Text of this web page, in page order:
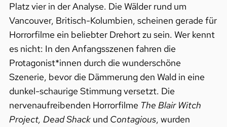
Platz vier in der Analyse. Die Wälder rund um
Vancouver, Britisch-Kolumbien, scheinen gerade für
Horrorfilme ein beliebter Drehort zu sein. Wer kennt
es nicht: In den Anfangsszenen fahren die
Protagonist*innen durch die wunderschöne
Szenerie, bevor die Dämmerung den Wald in eine
dunkel-schaurige Stimmung versetzt. Die
nervenaufreibenden Horrorfilme The Blair Witch
Project, Dead Shackund Contagious, wurden